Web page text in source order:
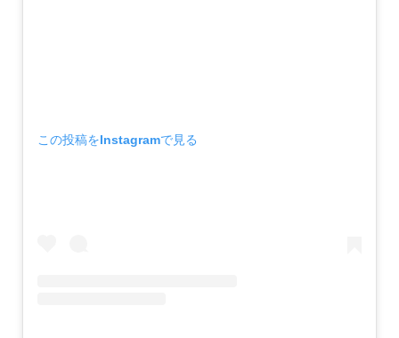
この投稿をInstagramで見る